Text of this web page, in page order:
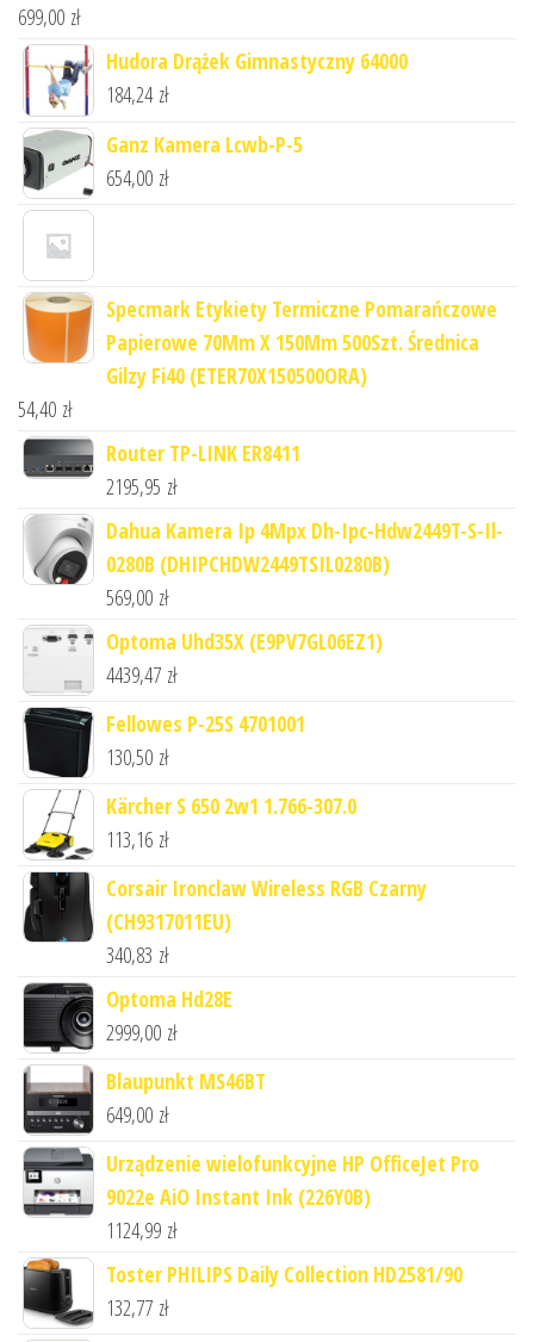
699,00 zł
Hudora Drążek Gimnastyczny 64000
184,24 zł
Ganz Kamera Lcwb-P-5
654,00 zł
Specmark Etykiety Termiczne Pomarańczowe
Papierowe 70Mm X 150Mm 500Szt. Średnica
Gilzy Fi40 (ETER70X150500ORA)
54,40 zł
Router TP-LINK ER8411
2195,95 zł
Dahua Kamera Ip 4Mpx Dh-Ipc-Hdw2449T-S-Il-
0280B (DHIPCHDW2449TSIL0280B)
569,00 zł
Optoma Uhd35X (E9PV7GL06EZ1)
4439,47 zł
Fellowes P-25S 4701001
130,50 zł
Kärcher S 650 2w1 1.766-307.0
113,16 zł
Corsair Ironclaw Wireless RGB Czarny
(CH9317011EU)
340,83 zł
Optoma Hd28E
2999,00 zł
Blaupunkt MS46BT
649,00 zł
Urządzenie wielofunkcyjne HP OfficeJet Pro
9022e AiO Instant Ink (226Y0B)
1124,99 zł
Toster PHILIPS Daily Collection HD2581/90
132,77 zł